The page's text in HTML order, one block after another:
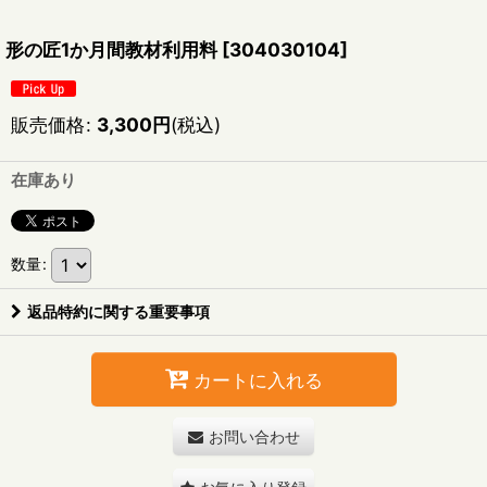
形の匠1か月間教材利用料 [304030104]
販売価格: 3,300円(税込)
在庫あり
数量:
返品特約に関する重要事項
カートに入れる
お問い合わせ